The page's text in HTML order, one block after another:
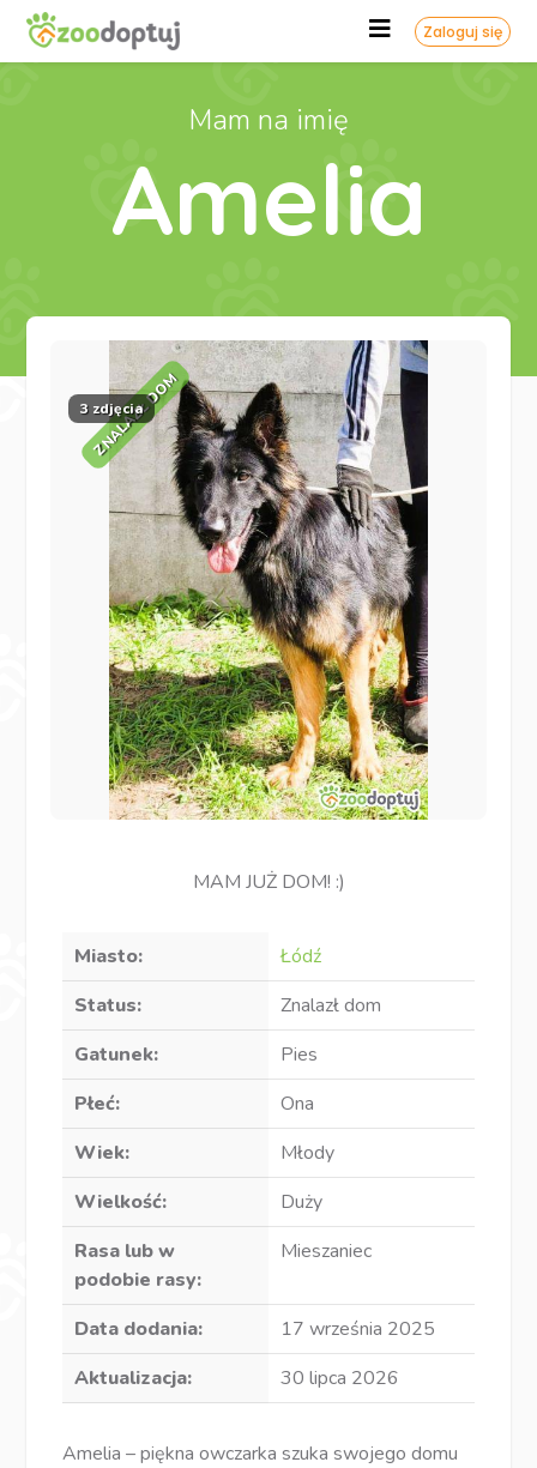
Zaloguj się
Mam na imię
Amelia
ZNALAZŁ DOM
3 zdjęcia
MAM JUŻ DOM! :)
Miasto:
Łódź
Status:
Znalazł dom
Gatunek:
Pies
Płeć:
Ona
Wiek:
Młody
Wielkość:
Duży
Rasa lub w
podobie rasy:
Mieszaniec
Data dodania:
17 września 2025
Aktualizacja:
30 lipca 2026
Amelia – piękna owczarka szuka swojego domu